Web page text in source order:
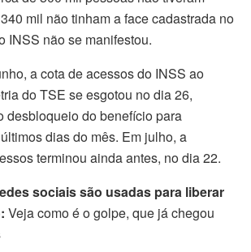
mil não tinham a face cadastrada no
INSS não se manifestou.
a cota de acessos do INSS ao
do TSE se esgotou no dia 26,
desbloqueio do benefício para
dias do mês. Em julho, a
terminou ainda antes, no dia 22.
sociais são usadas para liberar
Veja como é o golpe, que já chegou